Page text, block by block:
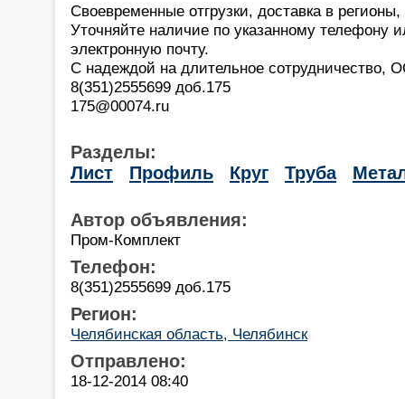
Своевременные отгрузки, доставка в
Уточняйте наличие по указанному телефону
электронную почту.
С надеждой на длительное сотрудничество,
8(351)2555699 доб.175
175@00074.ru
Разделы:
Лист
Профиль Круг Труба
Автор объявления:
Пром-Комплект
Телефон:
8(351)2555699 доб.175
Регион:
Челябинская область, Челябинск
Отправлено:
18-12-2014 08:40